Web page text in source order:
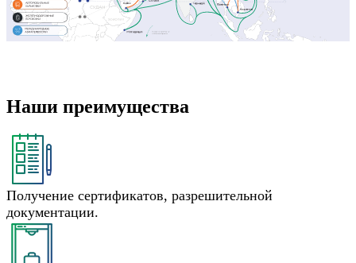
Наши преимущества
Получение сертификатов, разрешительной
документации.